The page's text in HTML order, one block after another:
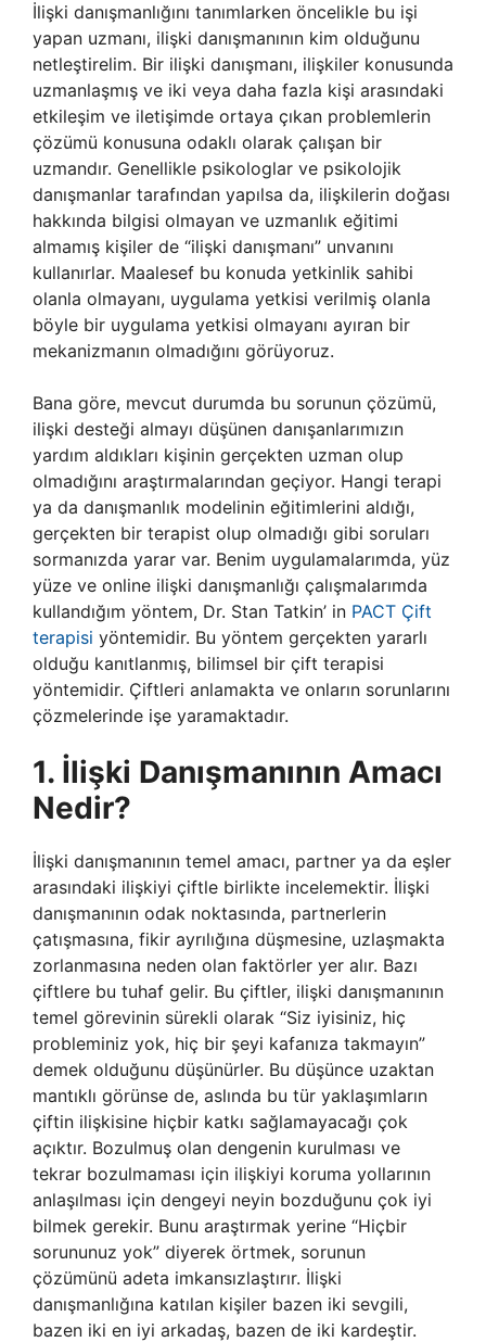
İlişki danışmanlığını tanımlarken öncelikle bu işi
yapan uzmanı, ilişki danışmanının kim olduğunu
netleştirelim. Bir ilişki danışmanı, ilişkiler konusunda
uzmanlaşmış ve iki veya daha fazla kişi arasındaki
etkileşim ve iletişimde ortaya çıkan problemlerin
çözümü konusuna odaklı olarak çalışan bir
uzmandır. Genellikle psikologlar ve psikolojik
danışmanlar tarafından yapılsa da, ilişkilerin doğası
hakkında bilgisi olmayan ve uzmanlık eğitimi
almamış kişiler de “ilişki danışmanı” unvanını
kullanırlar. Maalesef bu konuda yetkinlik sahibi
olanla olmayanı, uygulama yetkisi verilmiş olanla
böyle bir uygulama yetkisi olmayanı ayıran bir
mekanizmanın olmadığını görüyoruz.
Bana göre, mevcut durumda bu sorunun çözümü,
ilişki desteği almayı düşünen danışanlarımızın
yardım aldıkları kişinin gerçekten uzman olup
olmadığını araştırmalarından geçiyor. Hangi terapi
ya da danışmanlık modelinin eğitimlerini aldığı,
gerçekten bir terapist olup olmadığı gibi soruları
sormanızda yarar var. Benim uygulamalarımda, yüz
yüze ve online ilişki danışmanlığı çalışmalarımda
kullandığım yöntem, Dr. Stan Tatkin’ in PACT Çift
terapisi yöntemidir. Bu yöntem gerçekten yararlı
olduğu kanıtlanmış, bilimsel bir çift terapisi
yöntemidir. Çiftleri anlamakta ve onların sorunlarını
çözmelerinde işe yaramaktadır.
1. İlişki Danışmanının Amacı
Nedir?
İlişki danışmanının temel amacı, partner ya da eşler
arasındaki ilişkiyi çiftle birlikte incelemektir. İlişki
danışmanının odak noktasında, partnerlerin
çatışmasına, fikir ayrılığına düşmesine, uzlaşmakta
zorlanmasına neden olan faktörler yer alır. Bazı
çiftlere bu tuhaf gelir. Bu çiftler, ilişki danışmanının
temel görevinin sürekli olarak “Siz iyisiniz, hiç
probleminiz yok, hiç bir şeyi kafanıza takmayın”
demek olduğunu düşünürler. Bu düşünce uzaktan
mantıklı görünse de, aslında bu tür yaklaşımların
çiftin ilişkisine hiçbir katkı sağlamayacağı çok
açıktır. Bozulmuş olan dengenin kurulması ve
tekrar bozulmaması için ilişkiyi koruma yollarının
anlaşılması için dengeyi neyin bozduğunu çok iyi
bilmek gerekir. Bunu araştırmak yerine “Hiçbir
sorununuz yok” diyerek örtmek, sorunun
çözümünü adeta imkansızlaştırır. İlişki
danışmanlığına katılan kişiler bazen iki sevgili,
bazen iki en iyi arkadaş, bazen de iki kardeştir.